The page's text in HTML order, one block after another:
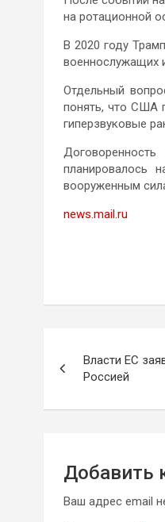
на ротационной
В 2020 году
военнослужащих
Отдельный
понять, что США
гиперзвуковые
планировалось
вооруженным
news.mail.ru
по
записям
Власти ЕС
Россией
Добавить
Ваш адрес email